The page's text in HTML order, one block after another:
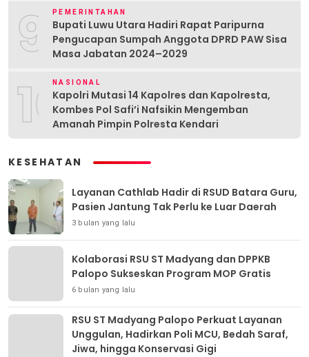
9 PEMERINTAHAN
Bupati Luwu Utara Hadiri Rapat Paripurna
Pengucapan Sumpah Anggota DPRD PAW Sisa
Masa Jabatan 2024–2029
10NASIONAL
Kapolri Mutasi 14 Kapolres dan Kapolresta,
Kombes Pol Safi’i Nafsikin Mengemban
Amanah Pimpin Polresta Kendari
KESEHATAN
Layanan Cathlab Hadir di RSUD Batara Guru,
Pasien Jantung Tak Perlu ke Luar Daerah
3 bulan yang lalu
Kolaborasi RSU ST Madyang dan DPPKB
Palopo Sukseskan Program MOP Gratis
6 bulan yang lalu
RSU ST Madyang Palopo Perkuat Layanan
Unggulan, Hadirkan Poli MCU, Bedah Saraf,
Jiwa, hingga Konservasi Gigi